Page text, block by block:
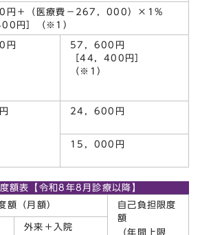
円＋（医療費－267，000）×1%
円］（※1）
円
57，600円
［44，400円］
（※1）
24，600円
15，000円
額表【令和8年8月診療以降】
額（月額）
自己負担限度
額
（年間上限
外来＋入院